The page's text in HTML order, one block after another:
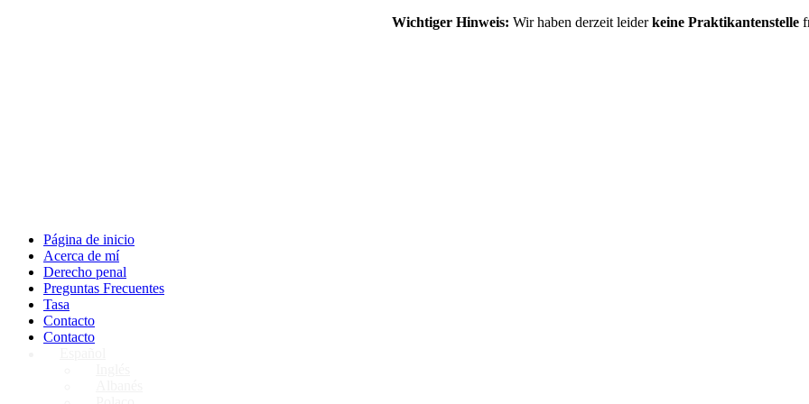
Wichtiger Hinweis: Wir haben derzeit leiderkeine Praktikantenstelle
Página de inicio
Acerca de mí
Derecho penal
Preguntas Frecuentes
Tasa
Contacto
Contacto